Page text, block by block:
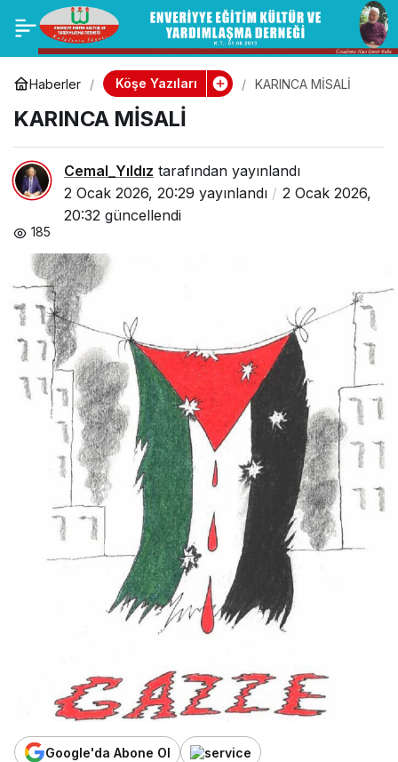
Haberler Köşe Yazıları KARINCA MİSALİ
KARINCA MİSALİ
Cemal_Yıldız tarafından yayınlandı
2 Ocak 2026, 20:29 yayınlandı
2 Ocak 2026,
20:32 güncellendi
185
Google'da Abone Ol
İBADETİ İHLASLA
YAPMAK
0 Paylaş